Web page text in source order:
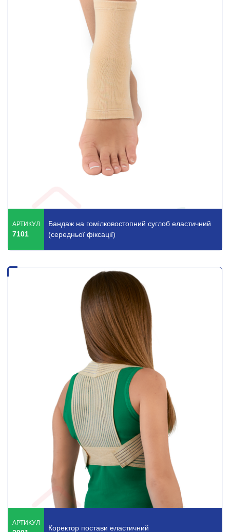
АРТИКУЛ
7101
Бандаж на гомілковостопний суглоб еластичний
(середньої фіксації)
АРТИКУЛ
Коректор постави еластичний